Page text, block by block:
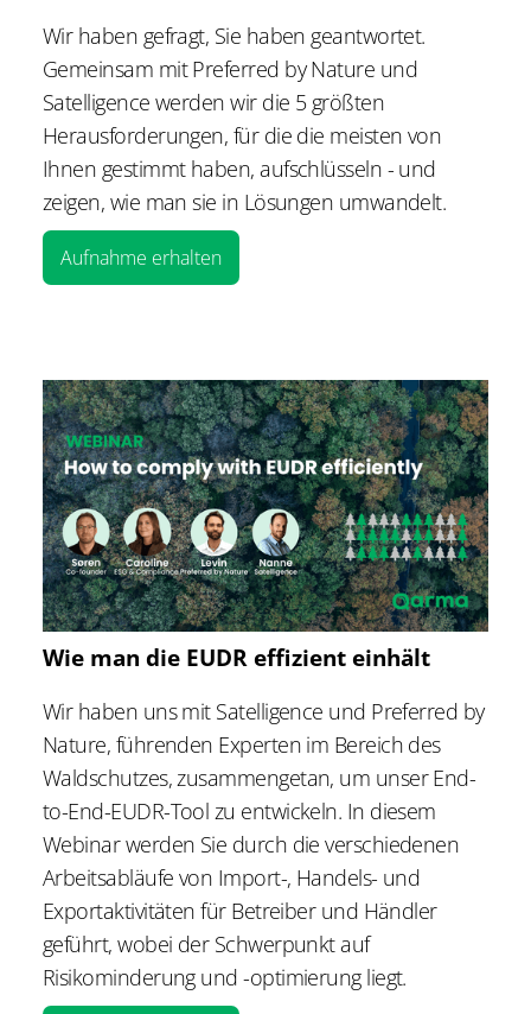
Wir haben gefragt, Sie haben geantwortet.
Gemeinsam mit Preferred by Nature und
Satelligence werden wir die 5 größten
Herausforderungen, für die die meisten von
Ihnen gestimmt haben, aufschlüsseln - und
zeigen, wie man sie in Lösungen umwandelt.
Aufnahme erhalten
Wie man die EUDR effizient einhält
Wir haben uns mit Satelligence und Preferred by
Nature, führenden Experten im Bereich des
Waldschutzes, zusammengetan, um unser End-
to-End-EUDR-Tool zu entwickeln. In diesem
Webinar werden Sie durch die verschiedenen
Arbeitsabläufe von Import-, Handels- und
Exportaktivitäten für Betreiber und Händler
geführt, wobei der Schwerpunkt auf
Risikominderung und -optimierung liegt.